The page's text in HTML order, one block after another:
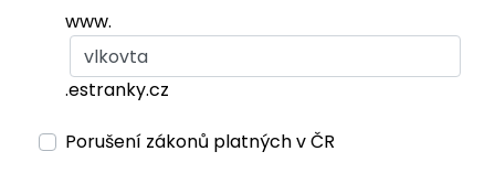
www.
.estranky.cz
Porušení zákonů platných v ČR